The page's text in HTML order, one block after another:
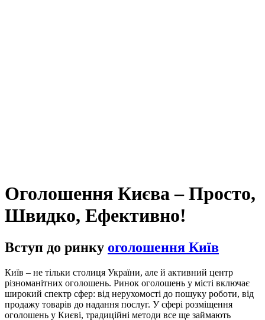
Оголошення Києва – Просто,
Швидко, Ефективно!
Вступ до ринку оголошення Київ
Київ – не тільки столиця України, але й активний центр
різноманітних оголошень. Ринок оголошень у місті включає
широкий спектр сфер: від нерухомості до пошуку роботи, від
продажу товарів до надання послуг. У сфері розміщення
оголошень у Києві, традиційні методи все ще займають